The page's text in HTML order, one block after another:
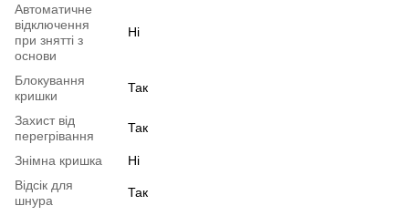
Автоматичне
відключення
при знятті з
основи
Ні
Блокування
кришки
Так
Захист від
перегрівання
Так
Знімна кришка
Ні
Відсік для
шнура
Так